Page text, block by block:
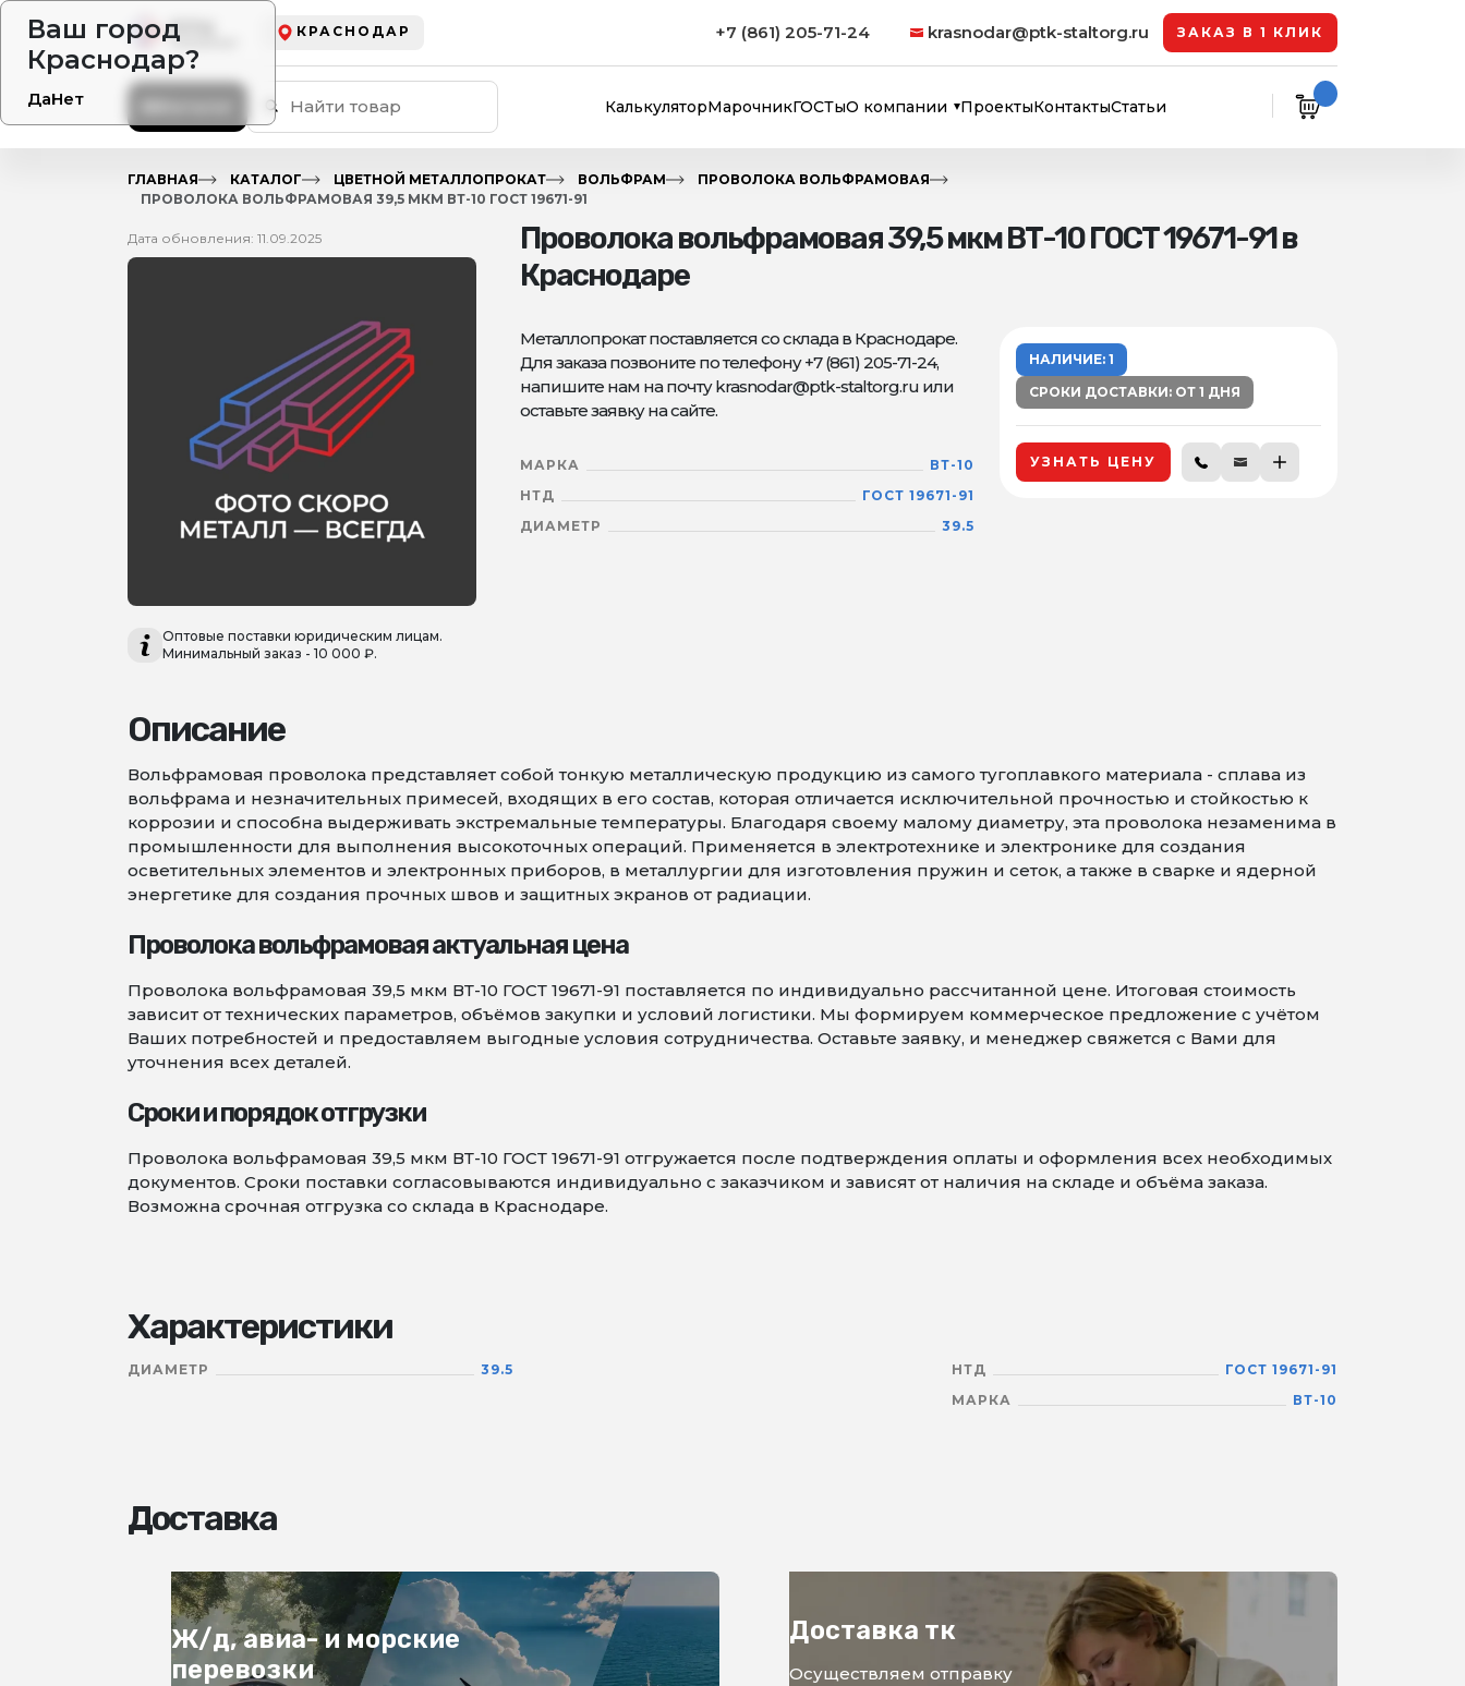
Ваш город
Краснодар?
ДаНет
КРАСНОДАР +7 (861) 205-71-24 krasnodar@ptk-staltorg.ru ЗАКАЗ В 1 КЛИК
КалькуляторМарочникГОСТыО компании ПроектыКонтактыСтатьи
ГЛАВНАЯ КАТАЛОГ ЦВЕТНОЙ МЕТАЛЛОПРОКАТ ВОЛЬФРАМ
ПРОВОЛОКА ВОЛЬФРАМОВАЯ
ПРОВОЛОКА ВОЛЬФРАМОВАЯ 39,5 МКМ ВТ-10 ГОСТ 19671-91
Проволока вольфрамовая 39,5 мкм ВТ-10 ГОСТ 19671-91 в
Краснодаре
Металлопрокат поставляется со склада в Краснодаре.
Для заказа позвоните по телефону +7 (861) 205-71-24,
напишите нам на почту krasnodar@ptk-staltorg.ru или
оставьте заявку на сайте.
МАРКА
ВТ-10
НТД
ГОСТ 19671-91
ДИАМЕТР
39.5
НАЛИЧИЕ: 1
СРОКИ ДОСТАВКИ: ОТ 1 ДНЯ
УЗНАТЬ ЦЕНУ
Дата обновления: 11.09.2025
Оптовые поставки юридическим лицам.
Минимальный заказ - 10 000 ₽.
Описание
Вольфрамовая проволока представляет собой тонкую металлическую продукцию из самого тугоплавкого материала - сплава из
вольфрама и незначительных примесей, входящих в его состав, которая отличается исключительной прочностью и стойкостью к
коррозии и способна выдерживать экстремальные температуры. Благодаря своему малому диаметру, эта проволока незаменима в
промышленности для выполнения высокоточных операций. Применяется в электротехнике и электронике для создания
осветительных элементов и электронных приборов, в металлургии для изготовления пружин и сеток, а также в сварке и ядерной
энергетике для создания прочных швов и защитных экранов от радиации.
Проволока вольфрамовая актуальная цена
Проволока вольфрамовая 39,5 мкм ВТ-10 ГОСТ 19671-91 поставляется по индивидуально рассчитанной цене. Итоговая стоимость
зависит от технических параметров, объёмов закупки и условий логистики. Мы формируем коммерческое предложение с учётом
Ваших потребностей и предоставляем выгодные условия сотрудничества. Оставьте заявку, и менеджер свяжется с Вами для
уточнения всех деталей.
Сроки и порядок отгрузки
Проволока вольфрамовая 39,5 мкм ВТ-10 ГОСТ 19671-91 отгружается после подтверждения оплаты и оформления всех необходимых
документов. Сроки поставки согласовываются индивидуально с заказчиком и зависят от наличия на складе и объёма заказа.
Возможна срочная отгрузка со склада в Краснодаре.
Характеристики
ДИАМЕТР 39.5 НТД
ГОСТ 19671-91
МАРКА
ВТ-10
Доставка
Ж/д, авиа- и морские
перевозки
Доставка тк
Осуществляем отправку